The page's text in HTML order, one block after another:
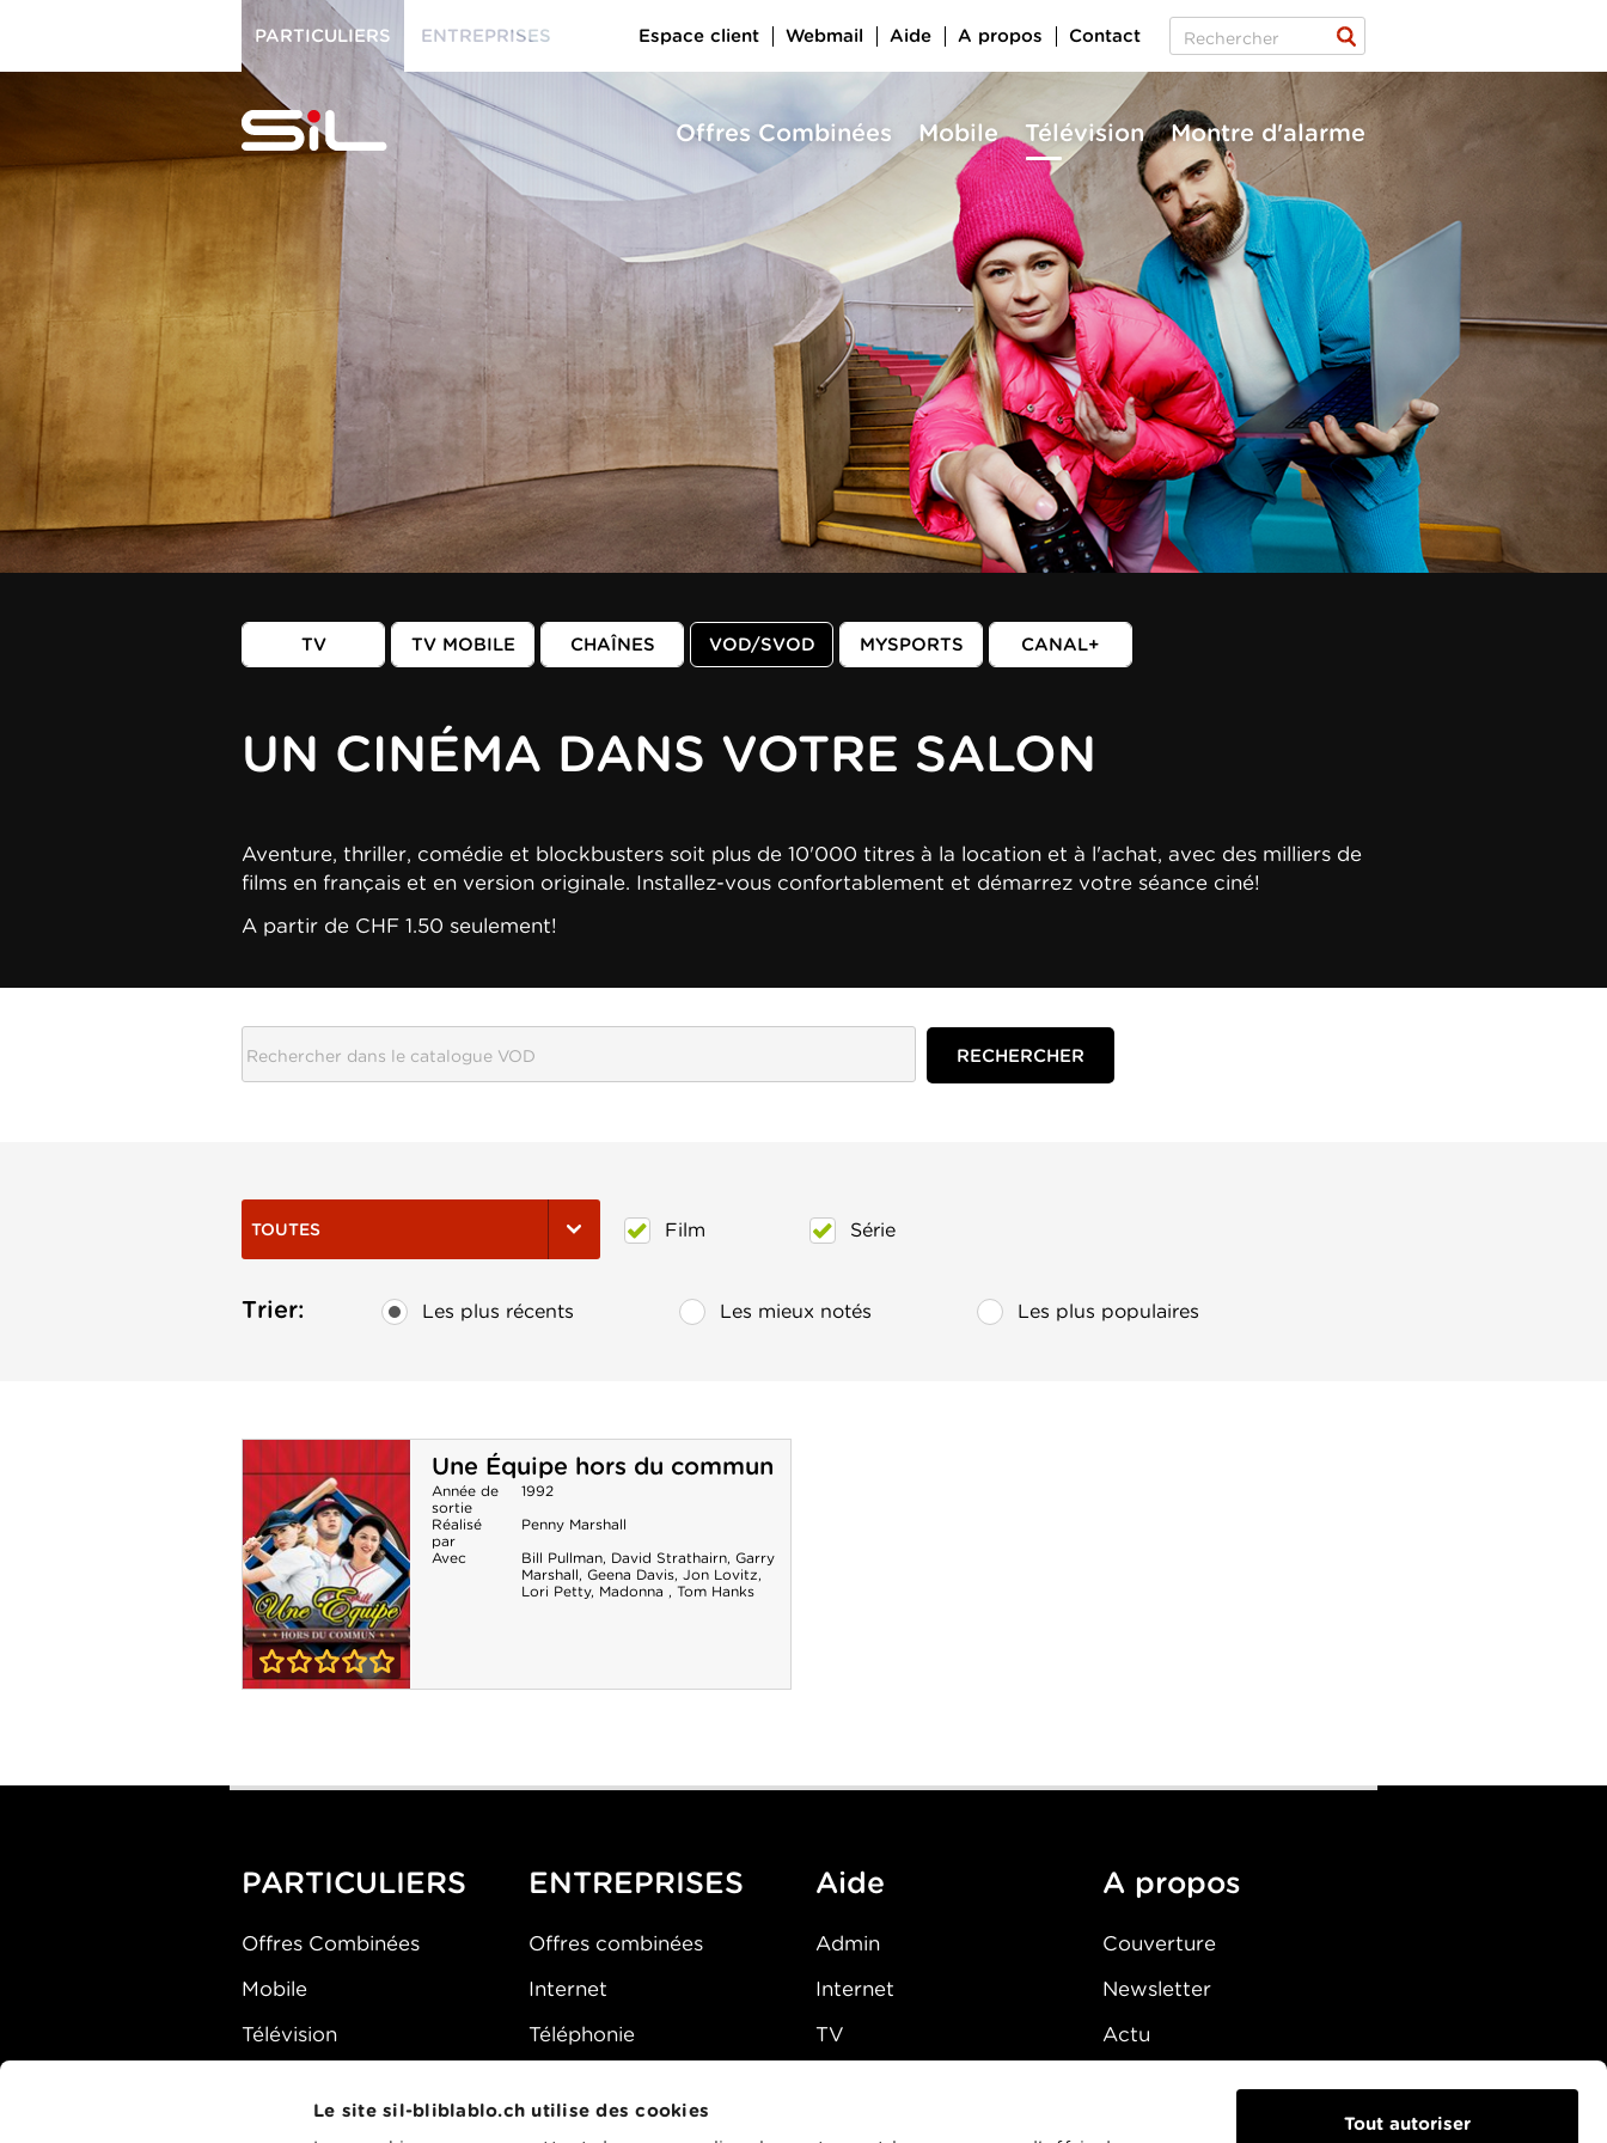
Le site sil-bliblablo.ch utilise des cookies
Tout autoriser
SiL
multimédia
TV TV MOBILE CHAÎNES VOD/SVOD MYSPORTS CANAL+
UN CINÉMA DANS VOTRE SALON
Aventure, thriller, comédie et blockbusters soit plus de 10'000 titres à la location et à l'achat, avec des milliers de
films en français et en version originale. Installez-vous confortablement et démarrez votre séance ciné!
A partir de CHF 1.50 seulement!
TOUTES Film Série
Trier: Les plus récents Les mieux notés Les plus populaires
Une Équipe hors du commun
Année de
sortie
1992
Réalisé
par
Penny Marshall
Avec
Bill Pullman, David Strathairn, Garry
Marshall, Geena Davis, Jon Lovitz,
Lori Petty, Madonna , Tom Hanks
PARTICULIERS
PARTICULIERS
Offres Combinées Mobile Télévision Montre d'alarme
ENTREPRISES
ENTREPRISES
Espace client Webmail Aide A propos Contact
PARTICULIERS
Offres Combinées
Mobile
Télévision
ENTREPRISES
Offres combinées
Internet
Téléphonie
Aide
Admin
Internet
TV
A propos
Couverture
Newsletter
Actu